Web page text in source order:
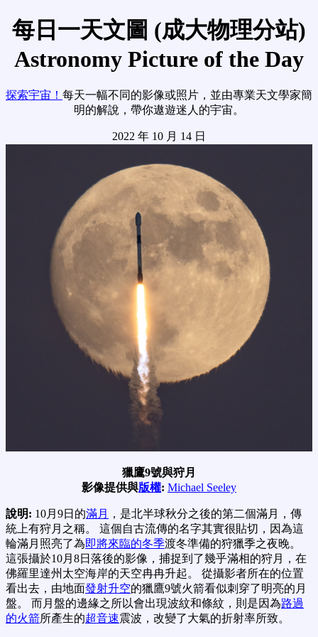
每日一天文圖 (成大物理分站)
Astronomy Picture of the Day
探索宇宙！ 每天一幅不同的影像或照片，並由專業天文學家簡
明的解說，帶你遨遊迷人的宇宙。
2022 年 10 月 14 日
獵鷹9號與狩月
影像提供與版權: Michael Seeley
說明: 10月9日的滿月
，是北半球秋分之後的第二個滿月，傳
統上有狩月之稱。 這個自古流傳的名字其實很貼切，因為這
輪滿月照亮了為即將來臨的冬季渡冬準備的狩獵季之夜晚。
這張攝於10月8日落後的影像，捕捉到了幾乎滿相的狩月，在
佛羅里達州太空海岸的天空冉冉升起。 從攝影者所在的位置
看出去，由地面發射升空的獵鷹9號火箭看似刺穿了明亮的月
盤。 而月盤的邊緣之所以會出現波紋和條紋，則是因為路過
的火箭所產生的超音速震波，改變了大氣的折射率所致。